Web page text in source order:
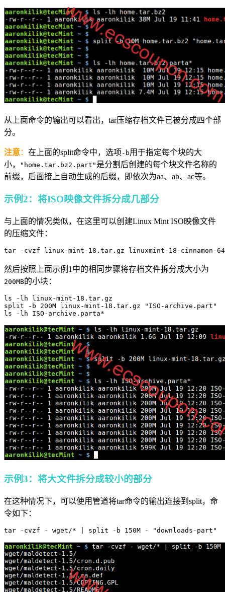
从上面命令的输出可以看出，tar压缩存档文件已被分成四个部
分。
注意： 在上面的split命令中，选项 -b用于指定每个块的大
小，
"home.tar.bz2.part" 是分割后创建的每个块文件名称的
前缀，后面接上自动生成的后缀，即依次为aa、ab、ac等。
示例2：将ISO映像文件拆分成几部分
与上面的情况类似，在这里可以创建Linux Mint ISO映像文件
的压缩文件：
然后按照上面示例1中的相同步骤将存档文件拆分成大小为
200MB的小块：
ls -lh linux-mint-18.tar.gz
split -b 200M linux-mint-18.tar.gz "ISO-archive.part"
ls -lh ISO-archive.parta*
示例3：将大文件拆分成较小的部分
在这种情况下，可以使用管道将tar命令的输出连接到split，命
令如下：